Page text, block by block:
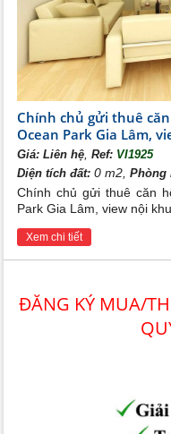
Chính chủ gửi thuê
Ocean Park Gia Lâm,
Giá:Liên hệ,Ref: VI1925
Diện tích đất: 0 m2,Phòng
Chính chủ gửi thuê căn
Park Gia Lâm, view nội
Xem chi tiết
ĐĂNG KÝ MUA/